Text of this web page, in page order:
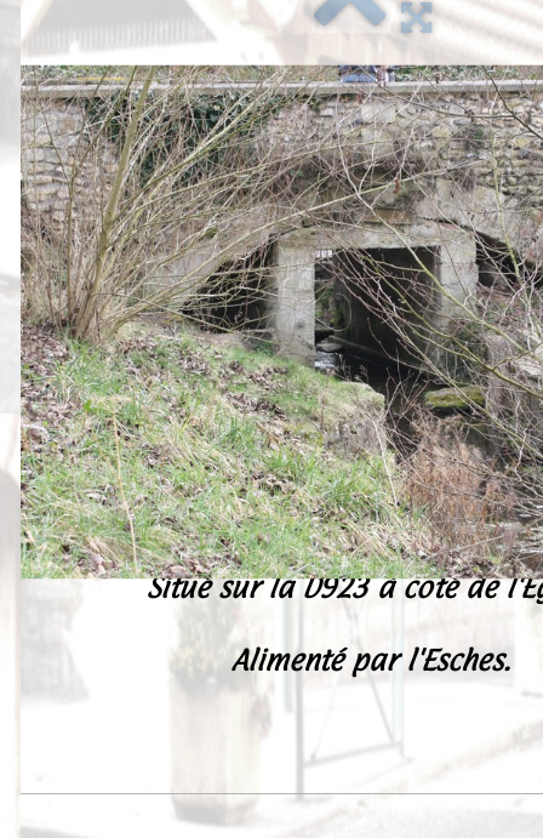
Un Peu d'Histoire
Outils-des-Lavandières
Cartes Postales-Anciennes et
Peintures
Presse
Liens
Situé sur la D923 à coté de
Alimenté par l'Esches.